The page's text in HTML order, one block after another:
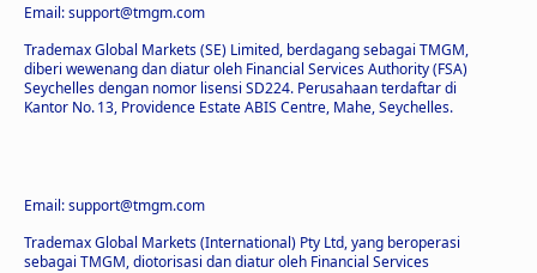
Email: support@tmgm.com
Trademax Global Markets (SE) Limited, berdagang sebagai TMGM,
diberi wewenang dan diatur oleh Financial Services Authority (FSA)
Seychelles dengan nomor lisensi SD224. Perusahaan terdaftar di
Kantor No. 13, Providence Estate ABIS Centre, Mahe, Seychelles.
Email: support@tmgm.com
Trademax Global Markets (International) Pty Ltd, yang beroperasi
sebagai TMGM, diotorisasi dan diatur oleh Financial Services